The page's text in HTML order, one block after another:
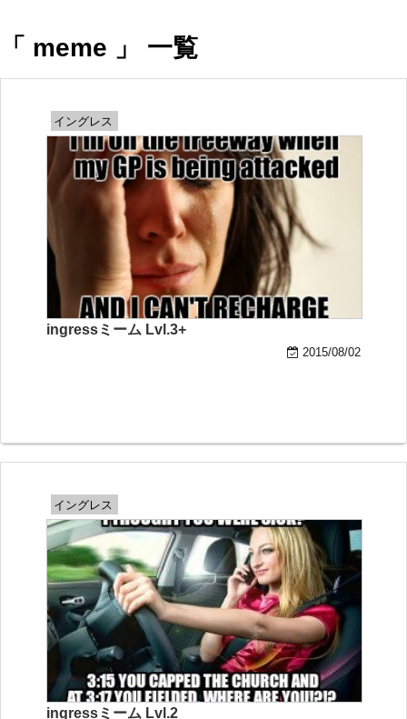
「 meme 」 一覧
イングレス
ingressミーム Lvl.3+
2015/08/02
イングレス
ingressミーム Lvl.2